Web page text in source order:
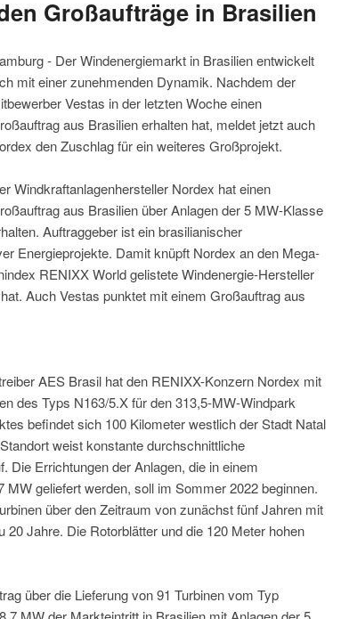
Großaufträge in Brasilien
- Der Windenergiemarkt in Brasilien entwickelt
mit einer zunehmenden Dynamik. Nachdem der
Vestas in der letzten Woche einen
aus Brasilien erhalten hat, meldet jetzt auch
den Zuschlag für ein weiteres Großprojekt.
Windkraftanlagenhersteller Nordex hat einen
aus Brasilien über Anlagen der 5 MW-Klasse
Auftraggeber ist ein brasilianischer
Energieprojekte. Damit knüpft Nordex an den Mega-
RENIXX World gelistete Windenergie-Hersteller
Auch Vestas punktet mit einem Großauftrag aus
AES Brasil hat den RENIXX-Konzern Nordex mit
des Typs N163/5.X für den 313,5-MW-Windpark
befindet sich 100 Kilometer westlich der Stadt Natal
weist konstante durchschnittliche
Die Errichtungen der Anlagen, die in einem
geliefert werden, soll im Sommer 2022 beginnen.
über den Zeitraum von zunächst fünf Jahren mit
20 Jahre. Die Rotorblätter und die 120 Meter hohen
über die Lieferung von 91 Turbinen vom Typ